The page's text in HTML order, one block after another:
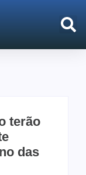
terão
das